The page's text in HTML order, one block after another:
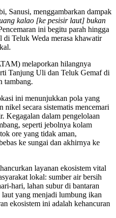
Sanusi, menggambarkan dampak
kalao [ke pesisir laut] bukan
ini begitu parah hingga
Teluk Weda merasa khawatir
melaporkan hilangnya
Tanjung Uli dan Teluk Gemaf di
tambang.
ini menunjukkan pola yang
nikel secara sistematis mencemari
Kegagalan dalam pengelolaan
seperti jebolnya kolam
ore yang tidak aman,
ke sungai dan akhirnya ke
layanan ekosistem vital
lokal: sumber air bersih
hari, lahan subur di bantaran
laut yang menjadi lumbung ikan
ekosistem ini adalah kehancuran